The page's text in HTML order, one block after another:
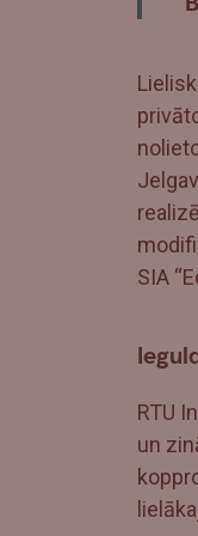
SIA
RTU
un